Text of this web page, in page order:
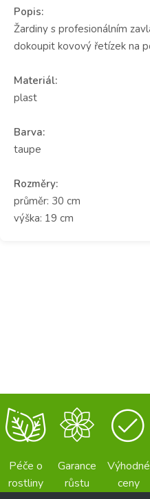
Popis:
Žardiny s profesionálním
dokoupit kovový řetízek na
Materiál:
plast
Barva:
taupe
Rozměry:
průměr: 30 cm
výška: 19 cm
Péče o
rostliny
Garance
růstu
Výhodné
ceny